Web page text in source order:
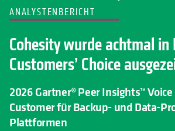
ANALYSTENBERICHT
Cohesity wurde achtmal in
Customers’ Choice
2026 Gartner® Peer Insights™
Customer für Backup- und Data-
Plattformen